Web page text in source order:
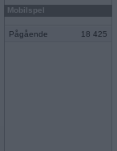
Mobilspel
Pågående 18 425